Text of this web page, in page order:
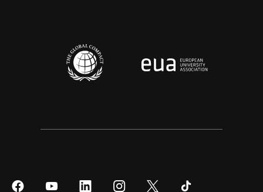
SíguenosSíguenos SíguenosSíguenos Síguenos